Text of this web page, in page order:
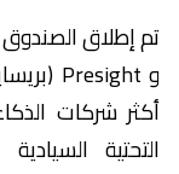
تم إطلاق
أكثر شركات
التحتية